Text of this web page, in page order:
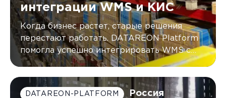
интеграции WMS и КИС
Когда бизнес растет, старые решения
перестают работать. DATAREON Platform
помогла успешно интегрировать WMS с
двумя КИС компании G.Lauf, автоматически
реального времени.
DATAREON-PLATFORM Россия